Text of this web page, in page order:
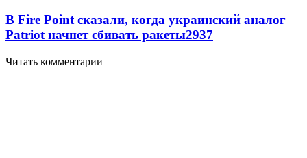
В Fire Point сказали, когда украинский аналог
Patriot начнет сбивать ракеты2937
Читать комментарии